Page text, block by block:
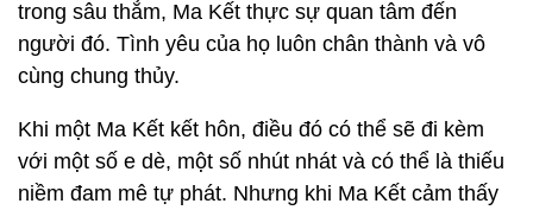
trong sâu thẳm, Ma Kết thực sự quan tâm đến
người đó. Tình yêu của họ luôn chân thành và vô
cùng chung thủy.
Khi một Ma Kết kết hôn, điều đó có thể sẽ đi kèm
với một số e dè, một số nhút nhát và có thể là thiếu
niềm đam mê tự phát. Nhưng khi Ma Kết cảm thấy